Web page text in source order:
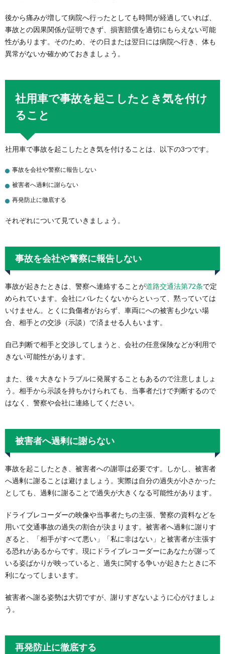
後から痛みが増して病院へ行ったとしても時間が経過していれば、
事故との因果関係が証明できず、損害賠償を適切にもらえない可能
性があります。そのため、その日または翌日には病院へ行き、体も
異常がないか確かめておきましょう。
社用車で事故を起こしたとき気を付け
ること
社用車で事故を起こしたとき気を付けることは、以下の3つです。
事故を会社や警察に報告しない
被害者へ過剰に謝らない
再発防止に徹底する
それぞれについて見ていきましょう。
事故を会社や警察に報告しない
事故が起きたときは、警察へ連絡することが道路交通法第72条で定
められています。会社にバレたくないからといって、黙っていては
いけません。とくに負傷者がおらず、車両にへの被害も少ない場
合、相手との交渉（示談）で済ませる人もいます。
自己判断で相手と交渉してしまうと、会社の任意保険などが利用で
きない可能性があります。
また、後々大きなトラブルに発展することもあるので注意しましょ
う。相手から示談を持ちかけられても、当事者だけで判断するので
はなく、警察や会社に連絡してください。
被害者へ過剰に謝らない
事故を起こしたとき、被害者への謝罪は必要です。しかし、被害者
へ過剰に謝ることは避けましょう。実際は自分の過失が小さかった
としても、過剰に謝ることで過失が大きくなる可能性があります。
ドライブレコーダーの映像や当事者たちの主張、警察の資料などを
用いて交通事故の過失の割合が決まります。被害者へ過剰に謝りす
ぎると、「相手がすべて悪い」「私に非はない」と被害者が主張す
る恐れがあるからです。現にドライブレコーダーにあなたが謝って
いる姿ばかりが映っていると、過失に関する争いが起きたときに不
利になってしまいます。
被害者へ謝る姿勢は大切ですが、謝りすぎないように心がけましょ
う。
再発防止に徹底する